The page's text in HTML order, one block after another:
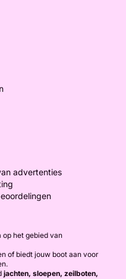
advertenties
op het gebied van
of biedt jouw boot aan voor
jachten, sloepen, zeilboten,